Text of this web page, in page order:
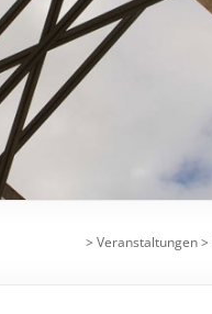
> Veranstaltungen>